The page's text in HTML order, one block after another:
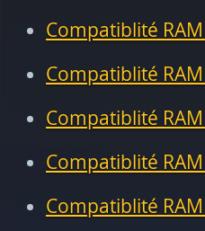
Compatiblité
Compatiblité
Compatiblité
Compatiblité
Compatiblité